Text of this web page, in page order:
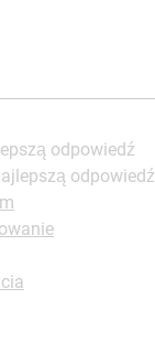
odpowiedź
odpowiedź